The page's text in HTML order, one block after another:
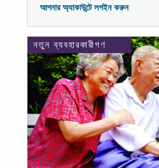
আপনার অ্যাকাউন্টে লগইন করুন
নতুন ব্যবহারকারীগণ